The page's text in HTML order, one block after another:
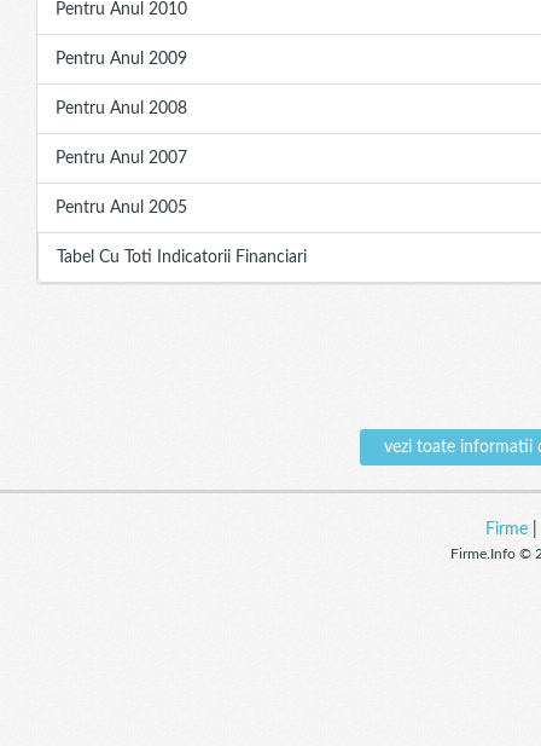
Pentru Anul 2010
Pentru Anul 2009
Pentru Anul 2008
Pentru Anul 2007
Pentru Anul 2005
Tabel Cu Toti Indicatorii Financiari
vezi toate informatii
Firme|
Firme.Info ©